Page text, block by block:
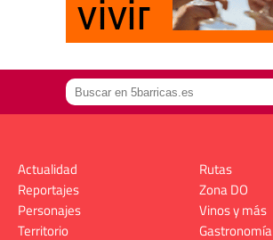
Actualidad
Reportajes
Personajes
Territorio
Rutas
Zona DO
Vinos y más
Gastronomía